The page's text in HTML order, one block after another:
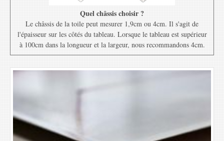
Quel châssis choisir ?
Le châssis de la toile peut mesurer 1,9cm ou 4cm. Il s'agit de
l'épaisseur sur les côtés du tableau. Lorsque le tableau est supérieur
à 100cm dans la longueur et la largeur, nous recommandons 4cm.